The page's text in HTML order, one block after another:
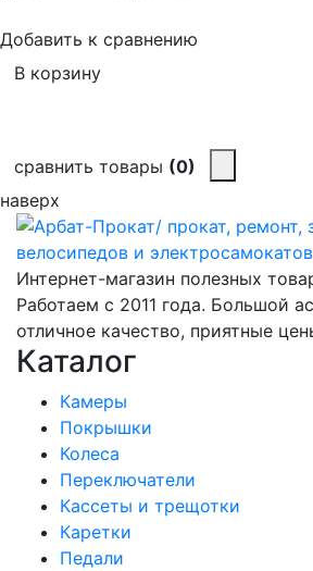
Добавить к сравнению
В корзину
сравнить товары (0)
наверх
Интернет-магазин полезных
Работаем с 2011 года. Большой
отличное качество, приятные
Каталог
Камеры
Покрышки
Колеса
Переключатели
Кассеты и трещотки
Каретки
Педали